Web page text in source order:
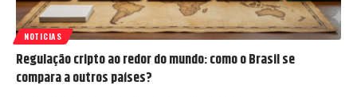
NOTICIAS
Regulação cripto ao redor do mundo: como o Brasil se
compara a outros países?